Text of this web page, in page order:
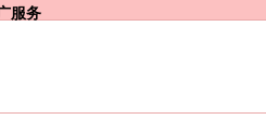
服务